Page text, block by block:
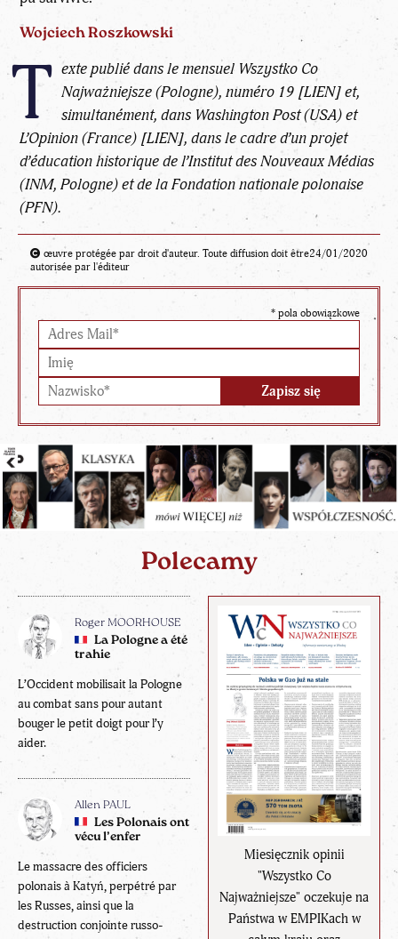
Wojciech Roszkowski
T exte publié dans le mensuel Wszystko Co
Najważniejsze(Pologne), numéro 19 [LIEN] et,
simultanément, dans Washington Post (USA) et
L’Opinion (France) [LIEN], dans le cadre d’un projet
d’éducation historique de l’Institut des Nouveaux Médias
(INM, Pologne) et de la Fondation nationale polonaise
(PFN).
œuvre protégée par droit d'auteur. Toute diffusion doit être
autorisée par l'éditeur
24/01/2020
* pola obowiązkowe
Polecamy
Miesięcznik opinii
"Wszystko Co
Najważniejsze" oczekuje na
Państwa w EMPIKach w
Roger MOORHOUSE
La Pologne a été
trahie
L’Occident mobilisait la Pologne
au combat sans pour autant
bouger le petit doigt pour l’y
aider.
Allen PAUL
Les Polonais ont
vécu l’enfer
Le massacre des officiers
polonais à Katyń, perpétré par
les Russes, ainsi que la
destruction conjointe russo-